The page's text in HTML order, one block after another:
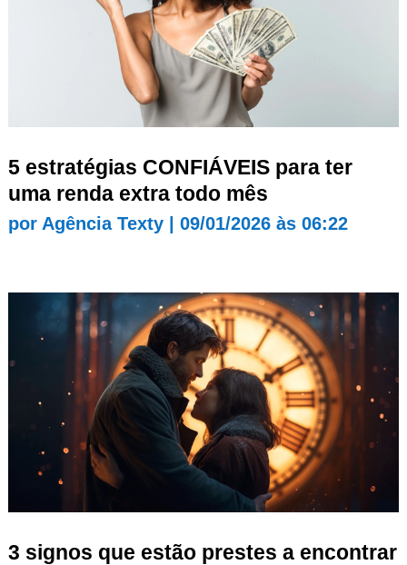
5 estratégias CONFIÁVEIS para ter
uma renda extra todo mês
por Agência Texty| 09/01/2026 às 06:22
3 signos que estão prestes a encontrar